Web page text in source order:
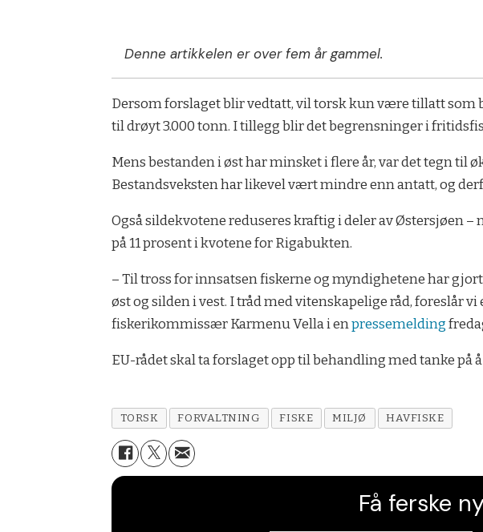
Denne artikkelen er over fem år gammel.
Dersom forslaget blir vedtatt, vil torsk kun være tillatt som
til drøyt 3.000 tonn. I tillegg blir det begrensninger i
Mens bestanden i øst har minsket i flere år, var det tegn til
Bestandsveksten har likevel vært mindre enn antatt, og
Også sildekvotene reduseres kraftig i deler av Østersjøen
på 11 prosent i kvotene for Rigabukten.
– Til tross for innsatsen fiskerne og myndighetene har
øst og silden i vest. I tråd med vitenskapelige råd, foreslår
fiskerikommissær Karmenu Vella i enpressemelding
EU-rådet skal ta forslaget opp til behandling med tanke på
TORSK FORVALTNING FISKE MILJØ HAVFISKE
Få ferske